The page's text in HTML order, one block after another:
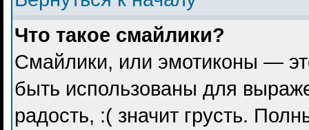
Что такое смайлики?
Смайлики, или эмотиконы —
быть использованы для
радость, :( значит грусть.